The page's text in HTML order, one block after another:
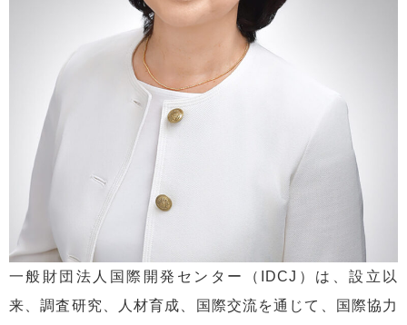
一般財団法人国際開発センター（IDCJ）は、設立以
来、調査研究、人材育成、国際交流を通じて、国際協力